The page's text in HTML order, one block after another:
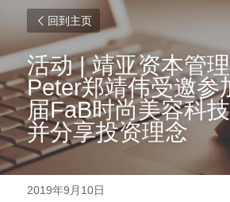
回到主页
活动 | 靖亚资本管
Peter郑靖伟受邀参
届FaB时尚美容科
并分享投资理念
2019年9月10日